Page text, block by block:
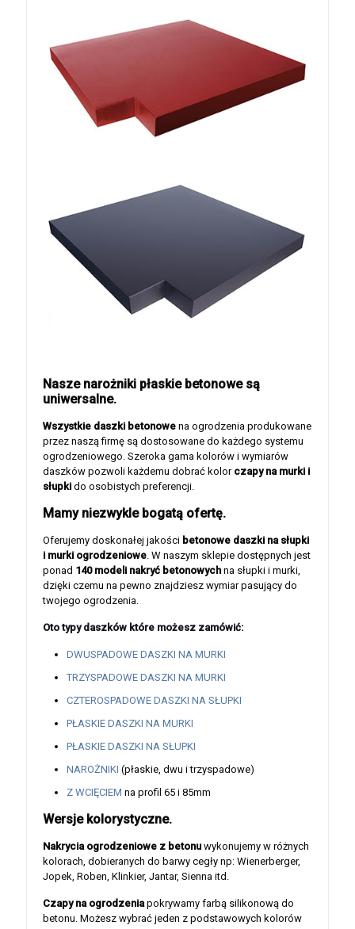
Nasze narożniki płaskie betonowe są
uniwersalne.
Wszystkie daszki betonowe na ogrodzenia produkowane
przez naszą firmę są dostosowane do każdego systemu
ogrodzeniowego. Szeroka gama kolorów i wymiarów
daszków pozwoli każdemu dobrać kolor czapy na murki i
słupki do osobistych preferencji.
Mamy niezwykle bogatą ofertę.
Oferujemy doskonałej jakości betonowe daszki na słupki
i murki ogrodzeniowe. W naszym sklepie dostępnych jest
ponad 140 modeli nakryć betonowych na słupki i murki,
dzięki czemu na pewno znajdziesz wymiar pasujący do
twojego ogrodzenia.
Oto typy daszków które możesz zamówić:
DWUSPADOWE DASZKI NA MURKI
TRZYSPADOWE DASZKI NA MURKI
CZTEROSPADOWE DASZKI NA SŁUPKI
PŁASKIE DASZKI NA MURKI
PŁASKIE DASZKI NA SŁUPKI
NAROŻNIKI (płaskie, dwu i trzyspadowe)
Z WCIĘCIEM na profil 65 i 85mm
Wersje kolorystyczne.
Nakrycia ogrodzeniowe z betonu wykonujemy w różnych
kolorach, dobieranych do barwy cegły np: Wienerberger,
Jopek, Roben, Klinkier, Jantar, Sienna itd.
Czapy na ogrodzeniapokrywamy farbą silikonową do
betonu. Możesz wybrać jeden z podstawowych kolorów